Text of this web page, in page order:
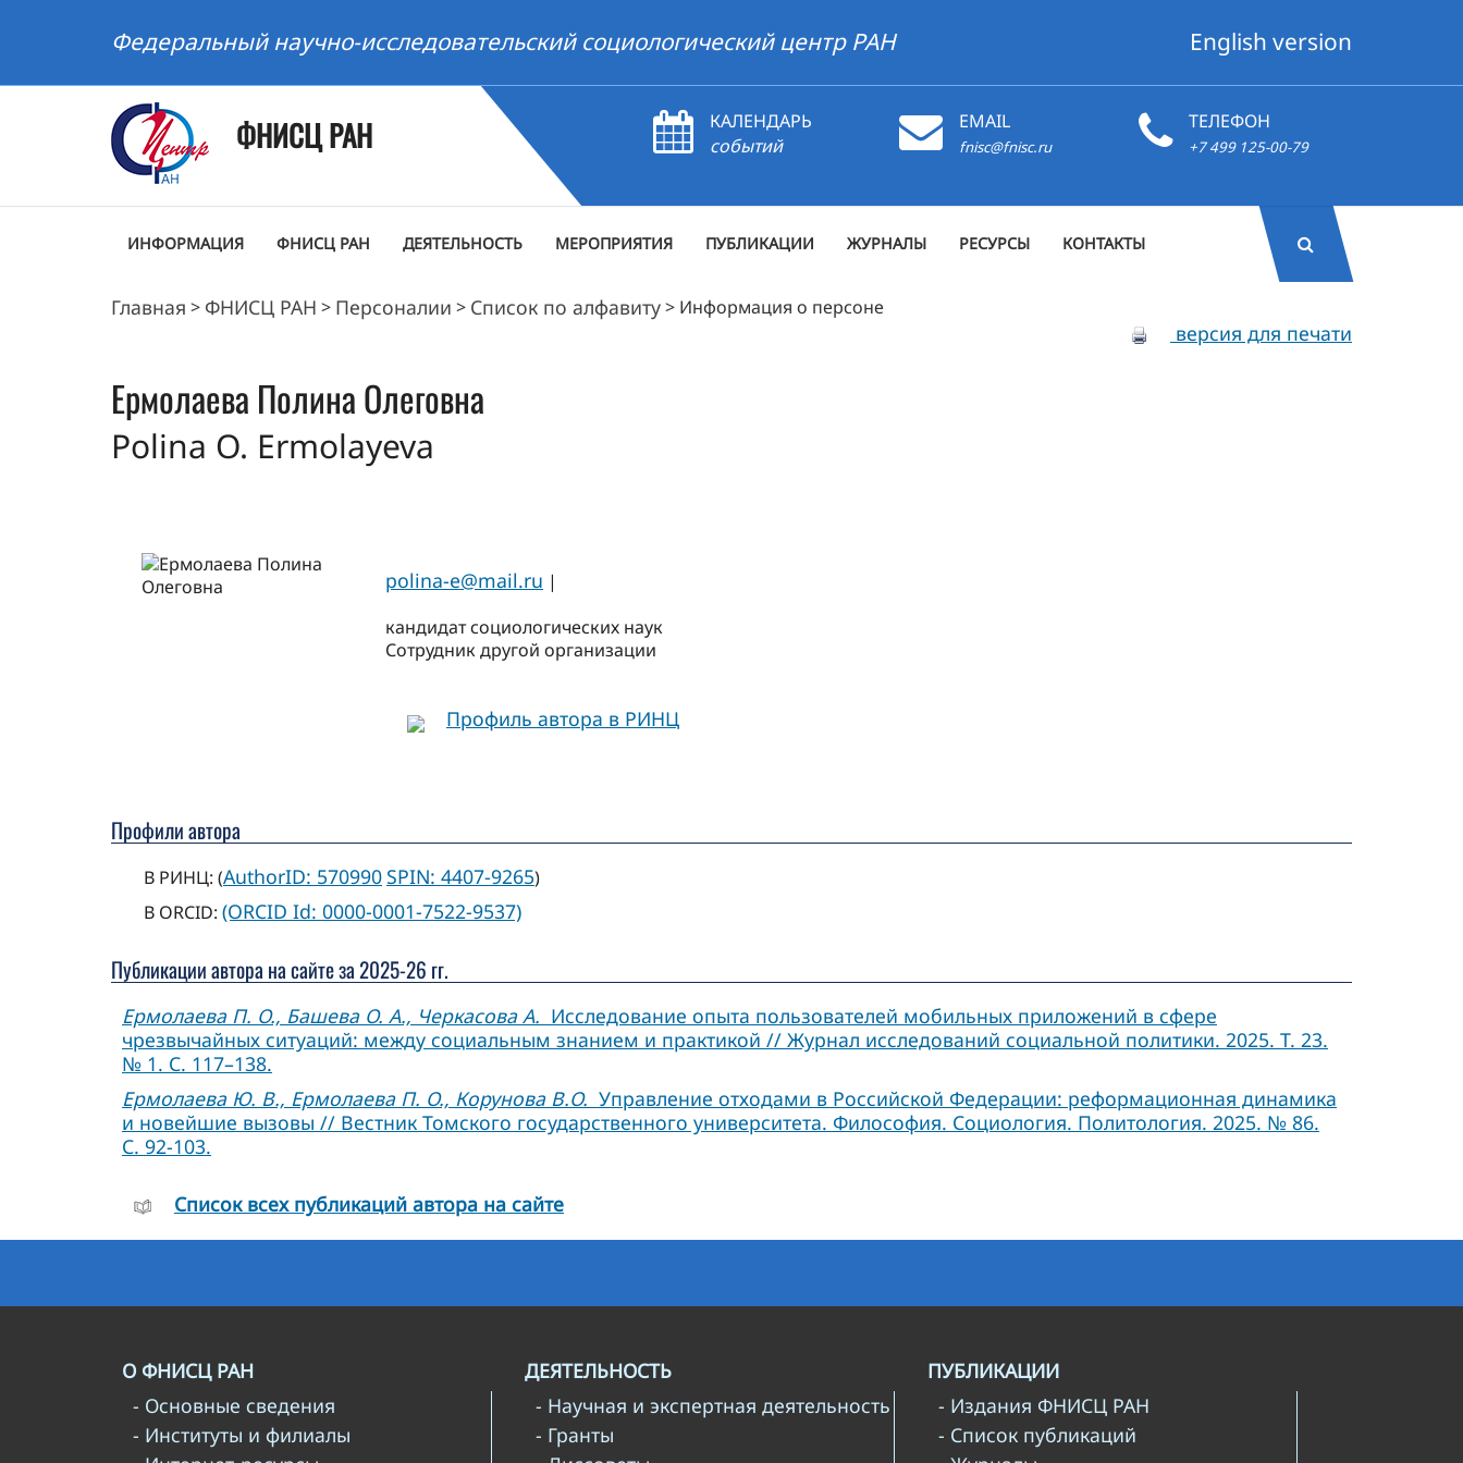
Федеральный научно-исследовательский социологический центр РАН English version
ФНИСЦ РАН
КАЛЕНДАРЬ
событий
EMAIL
fnisc@fnisc.ru
ТЕЛЕФОН
+7 499 125-00-79
ИНФОРМАЦИЯ ФНИСЦ РАН ДЕЯТЕЛЬНОСТЬ МЕРОПРИЯТИЯ ПУБЛИКАЦИИ ЖУРНАЛЫ РЕСУРСЫ КОНТАКТЫ
Главная > ФНИСЦ РАН > Персоналии > Список по алфавиту> Информация о персоне
версия для печати
Ермолаева Полина Олеговна
Polina O. Ermolayeva
polina-e@mail.ru |
кандидат социологических наук
Сотрудник другой организации
Профиль автора в РИНЦ
Профили автора
В РИНЦ: (AuthorID: 570990 SPIN: 4407-9265)
В ORCID: (ORCID Id: 0000-0001-7522-9537)
Публикации автора на сайте за 2025-26 гг.
Ермолаева П. О., Башева О. А., Черкасова А. Исследование опыта пользователей мобильных приложений в сфере
чрезвычайных ситуаций: между социальным знанием и практикой // Журнал исследований социальной политики. 2025. Т. 23.
№ 1. С. 117–138.
Ермолаева Ю. В., Ермолаева П. О., Корунова В.О. Управление отходами в Российской Федерации: реформационная динамика
и новейшие вызовы // Вестник Томского государственного университета. Философия. Социология. Политология. 2025. № 86.
С. 92-103.
Cписок всех публикаций автора на сайте
О ФНИСЦ РАН
- Основные сведения
- Институты и филиалы
ДЕЯТЕЛЬНОСТЬ
- Научная и экспертная деятельность
- Гранты
ПУБЛИКАЦИИ
- Издания ФНИСЦ РАН
- Список публикаций